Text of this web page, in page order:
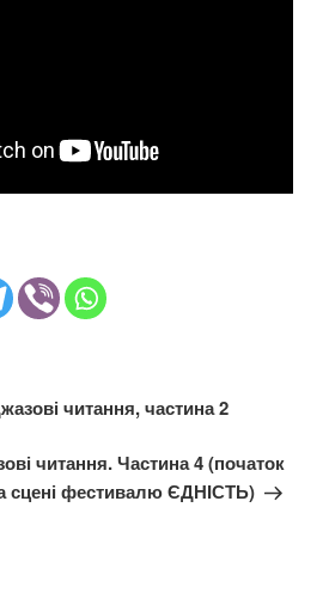
читання, частина 2
читання. Частина 4 (початок
сцені фестивалю ЄДНІСТЬ)